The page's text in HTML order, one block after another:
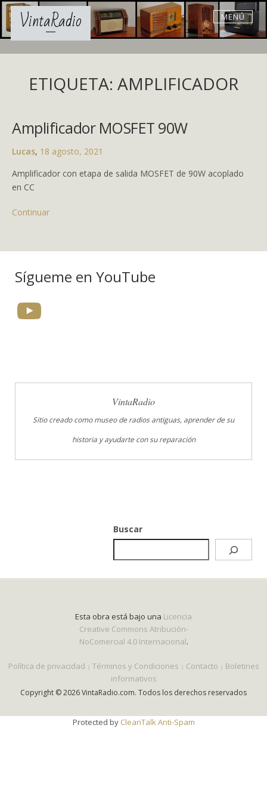
Skip
contentVintaRadio MENÚ
ETIQUETA: AMPLIFICADOR
Amplificador MOSFET 90W
Lucas, 18 agosto, 2021
Amplificador con etapa de salida MOSFET de 90W acoplado
en CC
Continuar
Sígueme en YouTube
YouTube
VintaRadio
Sitio creado como museo de radios antiguas, aprender de su
historia y ayudarte con su reparación
Buscar
Esta obra está bajo una Licencia
Creative Commons Atribución-
NoComercial 4.0 Internacional.
Política de privacidad Términos y Condiciones Contacto
Boletines
informativos
Copyright © 2026 VintaRadio.com. Todos los derechos reservados
Protected by CleanTalk Anti-Spam